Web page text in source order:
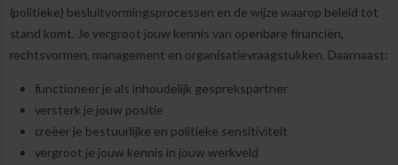
(politieke) besluitvormingsprocessen en de wijze waarop beleid tot
stand komt. Je vergroot jouw kennis van openbare financiën,
rechtsvormen, management en organisatievraagstukken. Daarnaast:
functioneer je als inhoudelijk gesprekspartner
versterk je jouw positie
creëer je bestuurlijke en politieke sensitiviteit
vergroot je jouw kennis in jouw werkveld